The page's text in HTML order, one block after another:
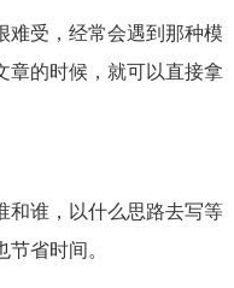
难受，经常会遇到那种模
章的时候，就可以直接拿
和谁，以什么思路去写等
省时间。